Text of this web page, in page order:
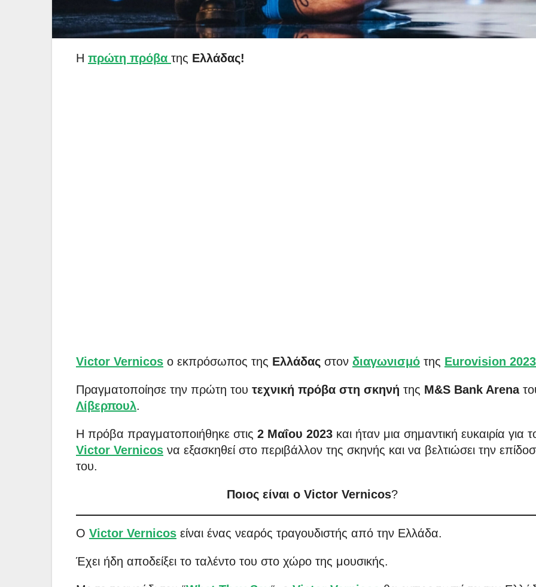
Η πρώτη πρόβα της Ελλάδας!
Victor Vernicos ο εκπρόσωπος της Ελλάδας στον διαγωνισμό της Eurovision 2023
Πραγματοποίησε την πρώτη του τεχνική πρόβα στη σκηνή της M&S Bank Arena
Λίβερπουλ.
Η πρόβα πραγματοποιήθηκε στις 2 Μαΐου 2023 και ήταν μια σημαντική ευκαιρία για
Victor Vernicos να εξασκηθεί στο περιβάλλον της σκηνής και να βελτιώσει την
του.
Ποιος είναι ο Victor Vernicos?
Ο Victor Vernicos είναι ένας νεαρός τραγουδιστής από την Ελλάδα.
Έχει ήδη αποδείξει το ταλέντο του στο χώρο της μουσικής.